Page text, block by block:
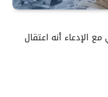
الإدعاء أنه اعتقال